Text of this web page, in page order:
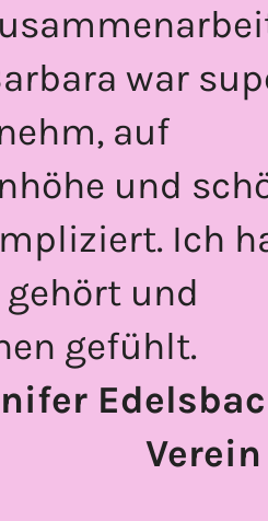
war
auf
und
Ich
und
gefühlt.